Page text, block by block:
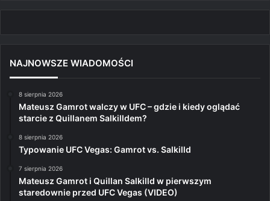
NAJNOWSZE WIADOMOŚCI
8 sierpnia 2026
Mateusz Gamrot walczy w UFC – gdzie i kiedy oglądać
starcie z Quillanem Salkilldem?
8 sierpnia 2026
Typowanie UFC Vegas: Gamrot vs. Salkilld
7 sierpnia 2026
Mateusz Gamrot i Quillan Salkilld w pierwszym
staredownie przed UFC Vegas (VIDEO)